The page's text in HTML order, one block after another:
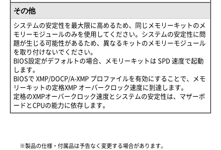
その他
システムの安定性を最大限に高めるため、同じメモリーキットのメ
モリーモジュールのみを使用してください。システムの安定性に問
題が生じる可能性があるため、異なるキットのメモリーモジュール
を取り付けないでください。
BIOS設定がデフォルトの場合、メモリーキットは SPD 速度で起動
します。
BIOSで XMP/DOCP/A-XMP プロファイルを有効にすることで、メモ
リーキットの定格XMP オーバークロック速度に到達します。
定格のXMPオーバークロック速度とシステムの安定性は、マザーボ
ードとCPUの能力に依存します。
※製品の仕様・付属品は予告なく変更する場合があります。